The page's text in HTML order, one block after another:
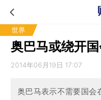
世界
奥巴马或绕开
2014年06月19日 17:07
奥巴马表示不需要国会